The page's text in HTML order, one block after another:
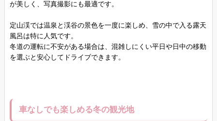
が美しく、写真撮影にも最適です。
定山渓では温泉と渓谷の景色を一度に楽しめ、雪の中で入る露天
風呂は特に人気です。
冬道の運転に不安がある場合は、混雑しにくい平日や日中の移動
を選ぶと安心してドライブできます。
車なしでも楽しめる冬の観光地